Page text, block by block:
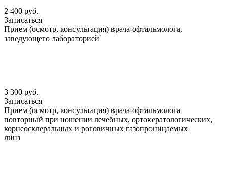
2 400 руб.
Записаться
Прием (осмотр, консультация) врача-офтальмолога,
заведующего лабораторией
3 300 руб.
Записаться
Прием (осмотр, консультация) врача-офтальмолога
повторный при ношении лечебных, ортокератологических,
корнеосклеральных и роговичных газопроницаемых
линз